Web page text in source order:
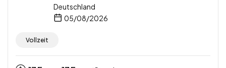
Deutschland
05/08/2026
Vollzeit